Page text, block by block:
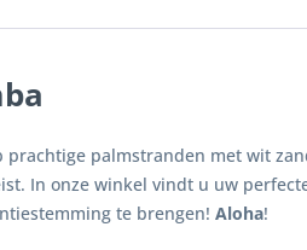
prachtige palmstranden met wit
In onze winkel vindt u uw
te brengen! Aloha!